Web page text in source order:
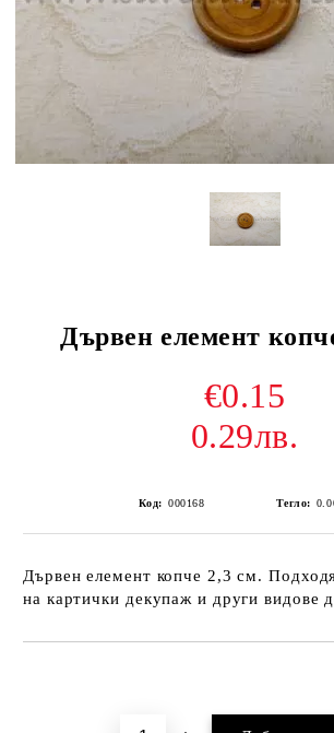
Дървен елемент
€0.15
0.29лв.
Код: 000168 Тегло:
Дървен елемент копче 2,3 см.
на картички декупаж и други видове